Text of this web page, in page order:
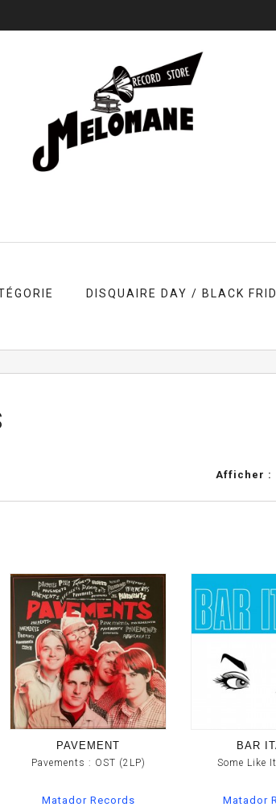
DISQUAIRE DAY / BLACK
Afficher :
PAVEMENT
Pavements : OST (2LP)
Matador Records
BAR
Some Like
Matador